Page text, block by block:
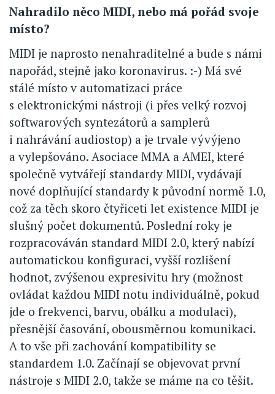
Nahradilo něco MIDI, nebo má pořád svoje
místo?
MIDI je naprosto nenahraditelné a bude s námi
napořád, stejně jako koronavirus. :-) Má své
stálé místo v automatizaci práce
s elektronickými nástroji (i přes velký rozvoj
softwarových syntezátorů a samplerů
i nahrávání audiostop) a je trvale vývýjeno
a vylepšováno. Asociace MMA a AMEI, které
společně vytvářejí standardy MIDI, vydávají
nové doplňující standardy k původní normě 1.0,
což za těch skoro čtyřiceti let existence MIDI je
slušný počet dokumentů. Poslední roky je
rozpracováván standard MIDI 2.0, který nabízí
automatickou konfiguraci, vyšší rozlišení
hodnot, zvýšenou expresivitu hry (možnost
ovládat každou MIDI notu individuálně, pokud
jde o frekvenci, barvu, obálku a modulaci),
přesnější časování, obousměrnou komunikaci.
A to vše při zachování kompatibility se
standardem 1.0. Začínají se objevovat první
nástroje s MIDI 2.0, takže se máme na co těšit.